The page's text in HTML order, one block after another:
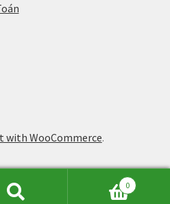
with WooCommerce.
0